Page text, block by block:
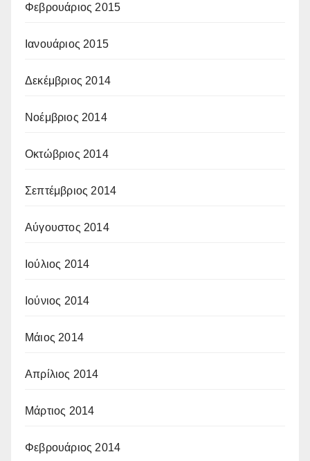
Φεβρουάριος 2015
Ιανουάριος 2015
Δεκέμβριος 2014
Νοέμβριος 2014
Οκτώβριος 2014
Σεπτέμβριος 2014
Αύγουστος 2014
Ιούλιος 2014
Ιούνιος 2014
Μάιος 2014
Απρίλιος 2014
Μάρτιος 2014
Φεβρουάριος 2014